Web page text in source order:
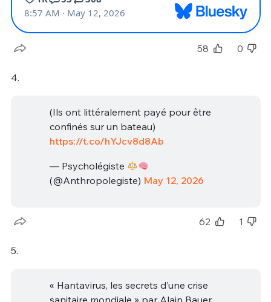
58 0
4.
(Ils ont littéralement payé pour être
confinés sur un bateau)
https://t.co/hYJcv8d8Ab
— Psycholégiste
(@Anthropolegiste) May 12, 2026
62 1
5.
« Hantavirus, les secrets d’une crise
sanitaire mondiale » par Alain Bauer,